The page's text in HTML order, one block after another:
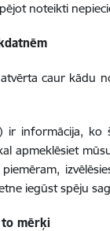
noteikti
caur kādu
ir informācija,
apmeklēsiet
iegūst spēju
to mērķi